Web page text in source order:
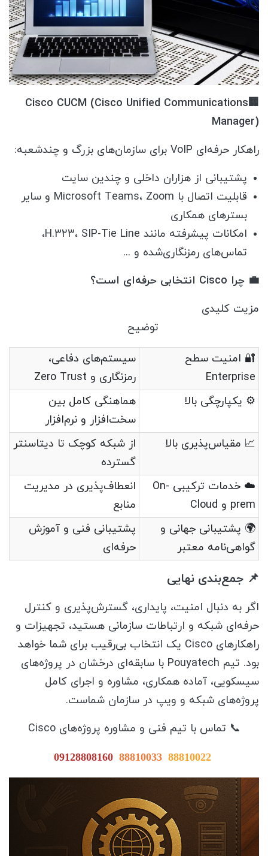
🏢
Cisco CUCM (Cisco Unified Communications
Manager)
راهکار حرفه‌ای VoIP برای سازمان‌های بزرگ و چندشعبه:
پشتیبانی از هزاران داخلی و چندین سایت
قابلیت اتصال با Microsoft Teams، Zoom و سایر
بسترهای همکاری
امکانات پیشرفته مانند H.323، SIP-Tie Line،
تماس‌های رمزنگاری‌شده و ...
💼 چرا Cisco انتخابی حرفه‌ای است؟
مزیت کلیدی
توضیح
🔐 امنیت سطح
Enterprise
سیستم‌های دفاعی،
رمزنگاری و Zero Trust
⚙️ یکپارچگی بالا
هماهنگی کامل بین
سخت‌افزار و نرم‌افزار
📈 مقیاس‌پذیری بالا
از شبکه کوچک تا دیتاسنتر
گسترده
☁️ خدمات ترکیبی On-
prem و Cloud
انعطاف‌پذیری در مدیریت
منابع
🌍 پشتیبانی جهانی و
گواهی‌نامه معتبر
پشتیبانی فنی و آموزش
حرفه‌ای
📌 جمع‌بندی نهایی
اگر به دنبال امنیت، پایداری، گسترش‌پذیری و کنترل
حرفه‌ای شبکه و ارتباطات سازمانی هستید، تجهیزات و
راهکارهای Cisco یک انتخاب بی‌رقیب برای شما خواهد
بود. تیم Pouyatech با سابقه‌ای درخشان در پروژه‌های
سیسکویی، آماده همکاری، مشاوره و اجرای کامل
پروژه‌های شبکه و ویپ در سازمان شماست.
📞 تماس با تیم فنی و مشاوره پروژه‌های Cisco
88810022
88810033
09128808160